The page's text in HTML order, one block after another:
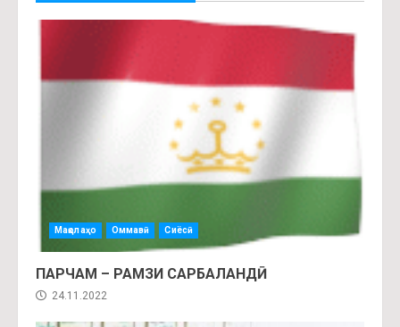
Мақолаҳо Оммавӣ Сиёсӣ
ПАРЧАМ – РАМЗИ САРБАЛАНДӢ
24.11.2022